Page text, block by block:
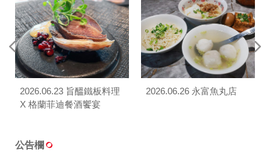
2026.06.23 旨醞鐵板料理
X 格蘭菲迪餐酒饗宴
2026.06.26 永富魚丸店
公告欄